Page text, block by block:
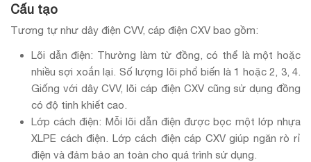
Cấu tạo
Tương tự như dây điện CVV, cáp điện CXV bao gồm:
Lõi dẫn điện: Thường làm từ đồng, có thể là một hoặc
nhiều sợi xoắn lại. Số lượng lõi phổ biến là 1 hoặc 2, 3, 4.
Giống với dây CVV, lõi cáp điện CXV cũng sử dụng đồng
có độ tinh khiết cao.
Lớp cách điện: Mỗi lõi dẫn điện được bọc một lớp nhựa
XLPE cách điện. Lớp cách điện cáp CXV giúp ngăn rò rỉ
điện và đảm bảo an toàn cho quá trình sử dụng.